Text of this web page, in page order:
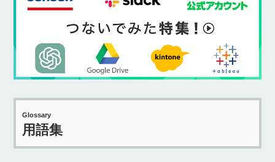
Glossary
用語集